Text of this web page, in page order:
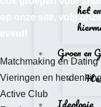
het
Groen en
Ideologie
op onze site, volg
Matchmaking en Dating
Vieringen en
Active Club